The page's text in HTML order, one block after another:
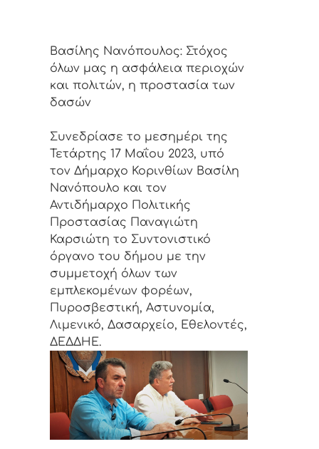
Βασίλης Νανόπουλος: Στόχος
όλων μας η ασφάλεια περιοχών
και πολιτών, η προστασία των
δασών
Συνεδρίασε το μεσημέρι της
Τετάρτης 17 Μαΐου 2023, υπό
τον Δήμαρχο Κορινθίων Βασίλη
Νανόπουλο και τον
Αντιδήμαρχο Πολιτικής
Προστασίας Παναγιώτη
Καρσιώτη το Συντονιστικό
όργανο του δήμου με την
συμμετοχή όλων των
εμπλεκομένων φορέων,
Πυροσβεστική, Αστυνομία,
Λιμενικό, Δασαρχείο, Εθελοντές,
ΔΕΔΔΗΕ.